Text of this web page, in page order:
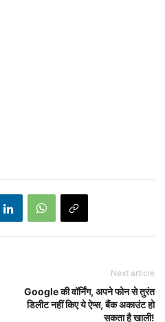
Next article
Google की वॉर्निंग, अपने फोन से तुरंत
डिलीट नहीं किए ये ऐप्स, बैंक अकाउंट हो
सकता है खाली!